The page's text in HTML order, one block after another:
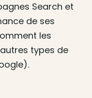
Search et
de ses
les
types de